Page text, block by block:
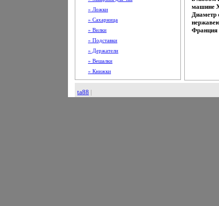
» Ложки
» Сахарница
» Вилки
» Подставки
» Держатели
» Вешалки
» Книжки
машине
Диаметр
Франция
ta88 |